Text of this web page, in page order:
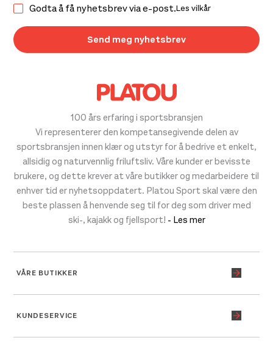
100 års erfaring i sportsbransjen
Vi representerer den kompetansegivende delen av
sportsbransjen innen klær og utstyr for å bedrive et enkelt,
allsidig og naturvennlig friluftsliv. Våre kunder er bevisste
brukere, og dette krever at våre butikker og medarbeidere til
enhver tid er nyhetsoppdatert. Platou Sport skal være den
beste plassen å henvende seg til for deg som driver med
ski-, kajakk og fjellsport! - Les mer
VÅRE BUTIKKER
KUNDESERVICE
Godta å få nyhetsbrev via e-post.Les vilkår